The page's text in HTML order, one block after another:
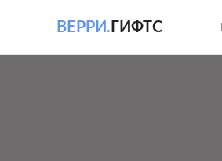
ВЕРРИ. ГИФТС